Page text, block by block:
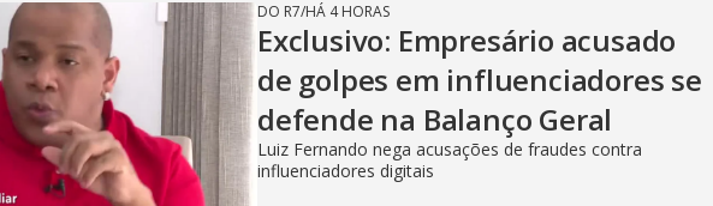
DO R7/HÁ 4 HORAS
Exclusivo: Empresário acusado
de golpes em influenciadores se
defende na Balanço Geral
Luiz Fernando nega acusações de fraudes contra
influenciadores digitais